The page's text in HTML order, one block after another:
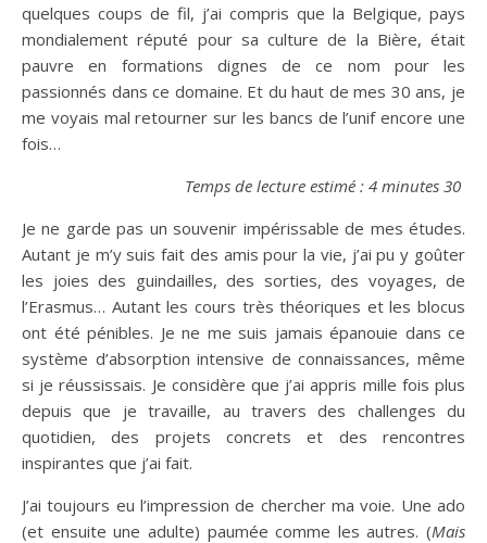
quelques coups de fil, j’ai compris que la Belgique, pays
mondialement réputé pour sa culture de la Bière, était
pauvre en formations dignes de ce nom pour les
passionnés dans ce domaine. Et du haut de mes 30 ans, je
me voyais mal retourner sur les bancs de l’unif encore une
fois…
Temps de lecture estimé : 4 minutes 30
Je ne garde pas un souvenir impérissable de mes études.
Autant je m’y suis fait des amis pour la vie, j’ai pu y goûter
les joies des guindailles, des sorties, des voyages, de
l’Erasmus… Autant les cours très théoriques et les blocus
ont été pénibles. Je ne me suis jamais épanouie dans ce
système d’absorption intensive de connaissances, même
si je réussissais. Je considère que j’ai appris mille fois plus
depuis que je travaille, au travers des challenges du
quotidien, des projets concrets et des rencontres
inspirantes que j’ai fait.
J’ai toujours eu l’impression de chercher ma voie. Une ado
(et ensuite une adulte) paumée comme les autres. (Mais